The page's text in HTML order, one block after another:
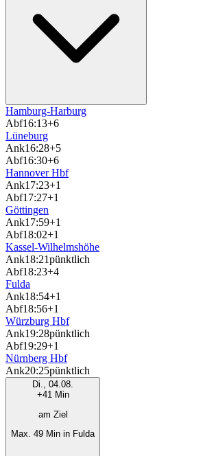
Hamburg-Harburg
Abf16:13+6
Lüneburg
Ank16:28+5
Abf16:30+6
Hannover Hbf
Ank17:23+1
Abf17:27+1
Göttingen
Ank17:59+1
Abf18:02+1
Kassel-Wilhelmshöhe
Ank18:21pünktlich
Abf18:23+4
Fulda
Ank18:54+1
Abf18:56+1
Würzburg Hbf
Ank19:28pünktlich
Abf19:29+1
Nürnberg Hbf
Ank20:25pünktlich
Di., 04.08.
+41 Min
am Ziel
Max. 49 Min in Fulda